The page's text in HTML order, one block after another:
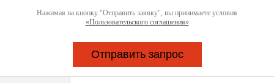
Нажимая на кнопку "Отправить заявку", вы принимаете условия
«Пользовательского соглашения»
Отправить запрос